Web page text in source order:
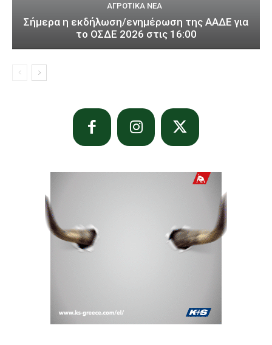
ΑΓΡΟΤΙΚΆ ΝΈΑ
Σήμερα η εκδήλωση/ενημέρωση της ΑΑΔΕ για
το ΟΣΔΕ 2026 στις 16:00